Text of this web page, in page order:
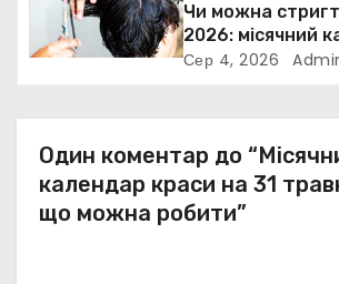
і
Чи можна
2026: місячний
Сер 4, 2026
Один коментар до
календар краси на 31
що можна робити”